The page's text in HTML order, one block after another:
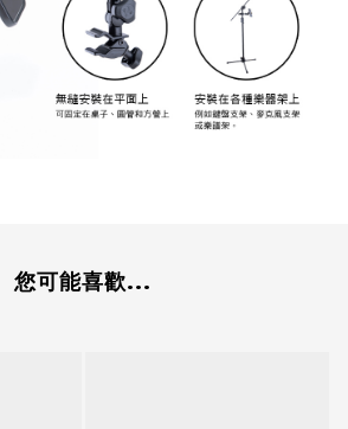
您可能喜歡...